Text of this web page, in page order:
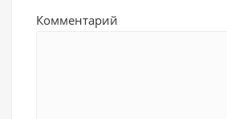
Комментарий